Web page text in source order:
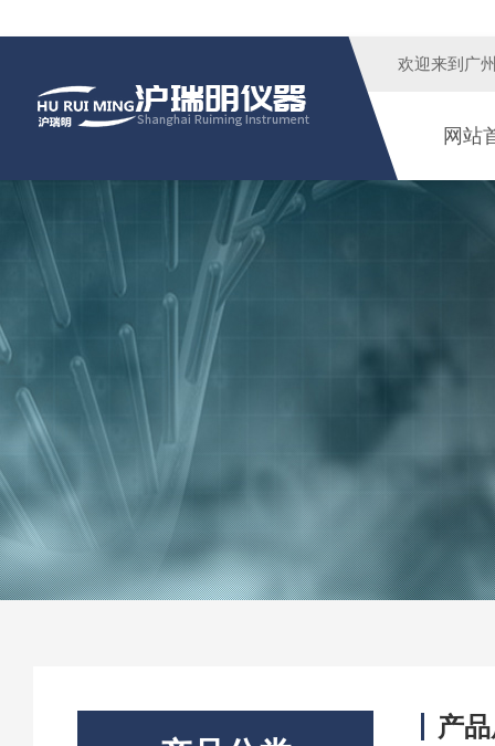
欢迎来到广
网站
产